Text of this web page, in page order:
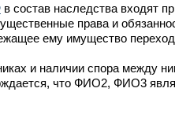
в состав наследства входят
права и
ему имущество
и наличии спора между
что ФИО2, ФИО3